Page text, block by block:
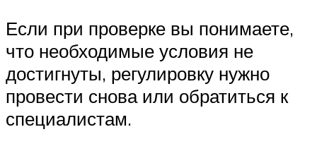
Если при проверке вы понимаете,
что необходимые условия не
достигнуты, регулировку нужно
провести снова или обратиться к
специалистам.